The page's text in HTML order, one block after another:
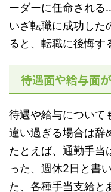
ーダーに任命される
いざ転職に成功した
ると、転職に後悔す
待遇面や給与面
待遇や給与について
違い過ぎる場合は辞
たとえば、通勤手当
った、週休2日と書
た、各種手当支給